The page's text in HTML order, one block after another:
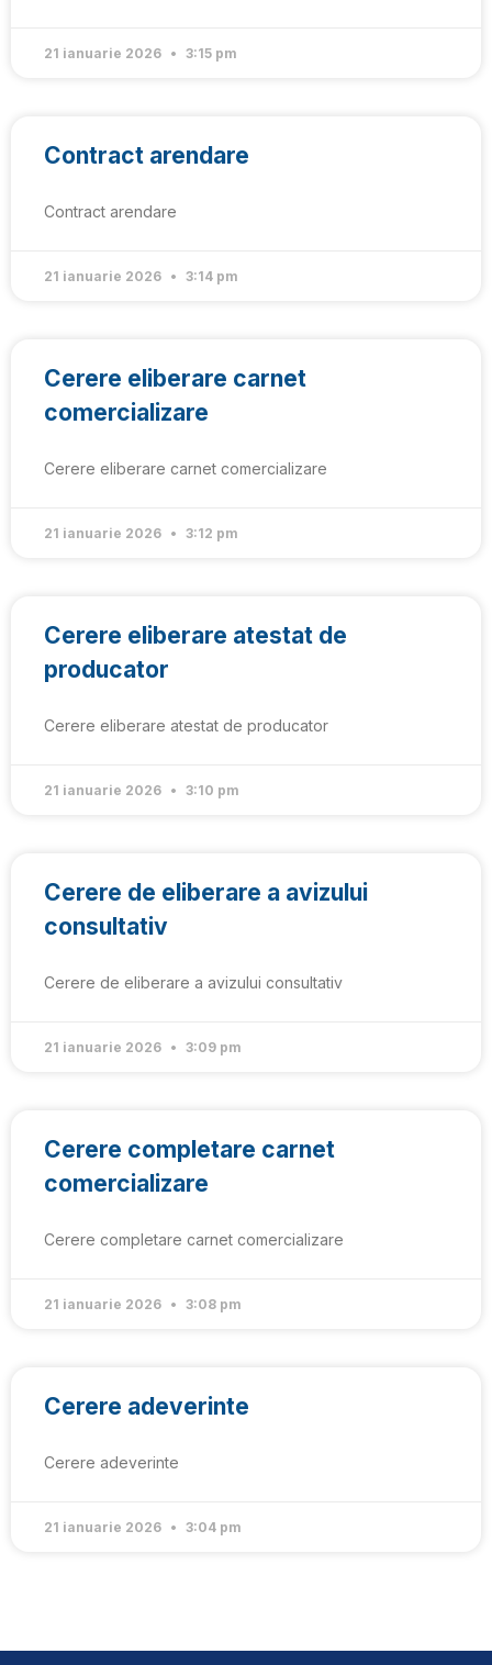
21 ianuarie 2026 3:15 pm
Contract arendare
Contract arendare
21 ianuarie 2026 3:14 pm
Cerere eliberare carnet
comercializare
Cerere eliberare carnet comercializare
21 ianuarie 2026 3:12 pm
Cerere eliberare atestat de
producator
Cerere eliberare atestat de producator
21 ianuarie 2026 3:10 pm
Cerere de eliberare a avizului
consultativ
Cerere de eliberare a avizului consultativ
21 ianuarie 2026 3:09 pm
Cerere completare carnet
comercializare
Cerere completare carnet comercializare
21 ianuarie 2026 3:08 pm
Cerere adeverinte
Cerere adeverinte
21 ianuarie 2026 3:04 pm